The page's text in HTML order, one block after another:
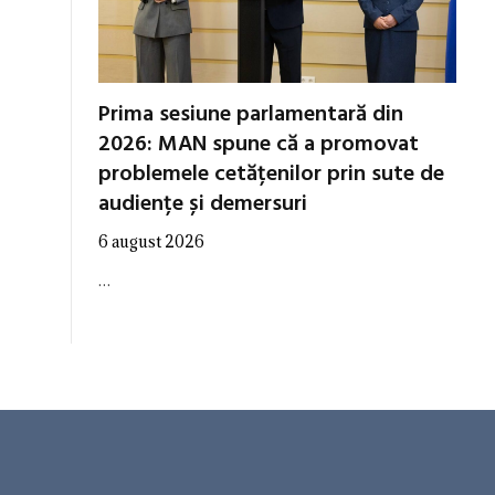
Prima sesiune parlamentară din
2026: MAN spune că a promovat
problemele cetățenilor prin sute de
audiențe și demersuri
6 august 2026
…